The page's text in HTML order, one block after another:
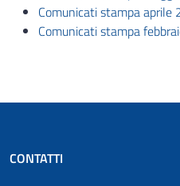
Comunicati stampa aprile
Comunicati stampa
CONTATTI